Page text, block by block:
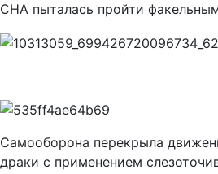
СНА пыталась пройти
Самооборона перекрыла
драки с применением